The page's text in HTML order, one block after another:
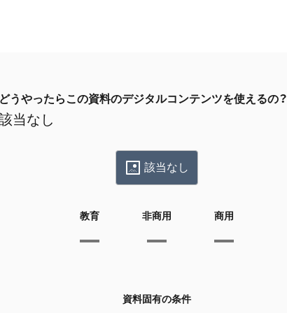
どうやったらこの資料のデジタルコンテンツを使えるの？
当なし
該当なし
教育 非商用 商用
資料固有の条件